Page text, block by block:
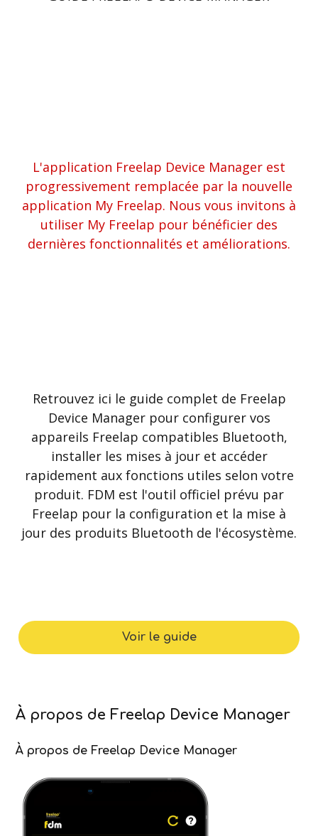
L'application Freelap Device Manager est
progressivement remplacée par la nouvelle
application My Freelap. Nous vous invitons à
utiliser My Freelap pour bénéficier des
dernières fonctionnalités et améliorations.
Retrouvez ici le guide complet de Freelap
Device Manager pour configurer vos
appareils Freelap compatibles Bluetooth,
installer les mises à jour et accéder
rapidement aux fonctions utiles selon votre
produit. FDM est l'outil officiel prévu par
Freelap pour la configuration et la mise à
jour des produits Bluetooth de l'écosystème.
Voir le guide
À propos de Freelap Device Manager
À propos de Freelap Device Manager